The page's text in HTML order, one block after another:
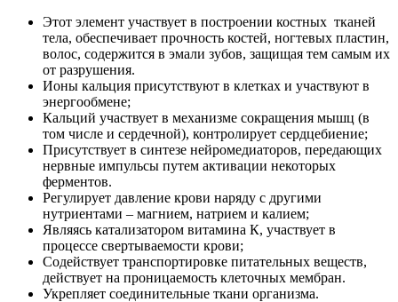
Этот элемент участвует в построении костных тканей
тела, обеспечивает прочность костей, ногтевых пластин,
волос, содержится в эмали зубов, защищая тем самым их
от разрушения.
Ионы кальция присутствуют в клетках и участвуют в
энергообмене;
Кальций участвует в механизме сокращения мышц (в
том числе и сердечной), контролирует сердцебиение;
Присутствует в синтезе нейромедиаторов, передающих
нервные импульсы путем активации некоторых
ферментов.
Регулирует давление крови наряду с другими
нутриентами – магнием, натрием и калием;
Являясь катализатором витамина К, участвует в
процессе свертываемости крови;
Содействует транспортировке питательных веществ,
действует на проницаемость клеточных мембран.
Укрепляет соединительные ткани организма.